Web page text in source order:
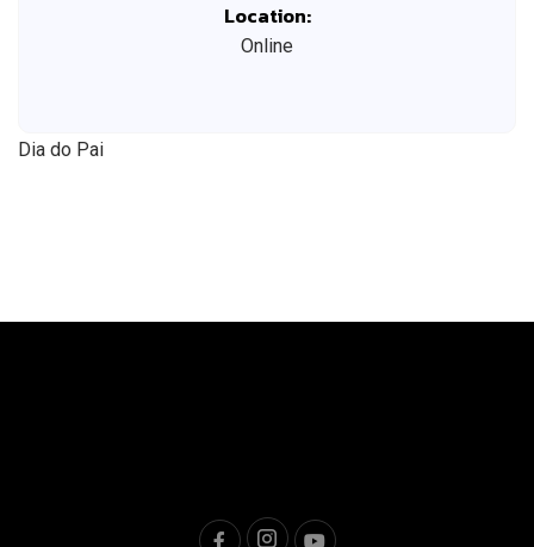
Location:
Online
Dia do Pai